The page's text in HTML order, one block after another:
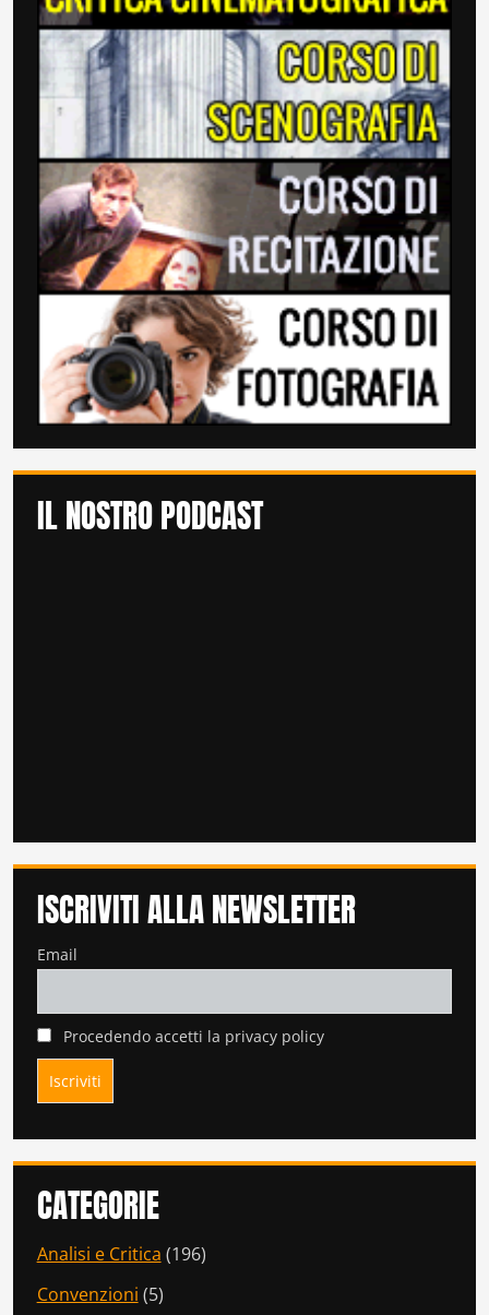
IL NOSTRO PODCAST
ISCRIVITI ALLA NEWSLETTER
Email
Procedendo accetti la privacy policy
CATEGORIE
Analisi e Critica (196)
Convenzioni (5)